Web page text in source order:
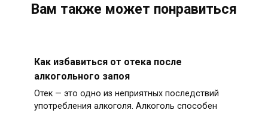
Вам также может понравиться
Как избавиться от отека после
алкогольного запоя
Отек — это одно из неприятных последствий
употребления алкоголя. Алкоголь способен